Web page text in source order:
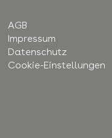
AGB
Impressum
Datenschutz
Cookie-Einstellungen